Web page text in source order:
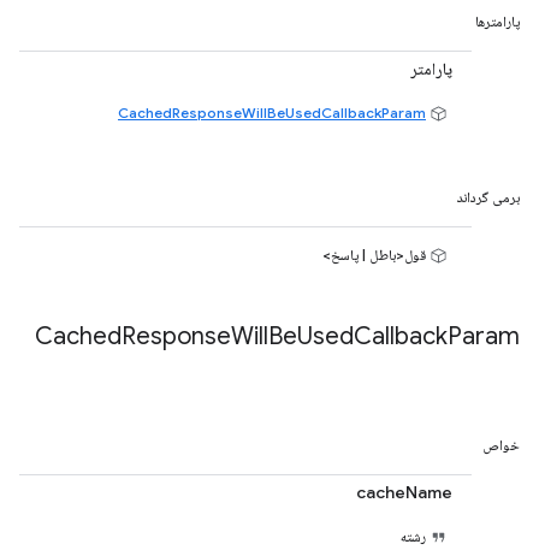
پارامترها
پارامتر
CachedResponseWillBeUsedCallbackParam
برمی گرداند
قول<باطل | پاسخ>
CachedResponseWillBeUsedCallbackParam
خواص
cacheName
رشته